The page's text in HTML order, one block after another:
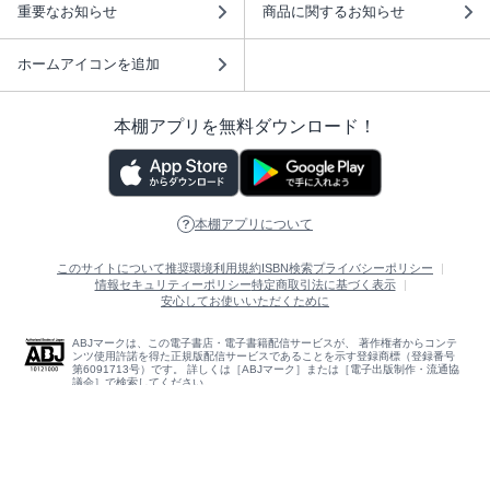
重要なお知らせ 商品に関するお知らせ
ホームアイコンを追加
本棚アプリを無料ダウンロード！
本棚アプリについて
このサイトについて推奨環境利用規約ISBN検索プライバシーポリシー
情報セキュリティーポリシー特定商取引法に基づく表示
安心してお使いいただくために
ABJマークは、この電子書店・電子書籍配信サービスが、 著作権者からコンテ
ンツ使用許諾を得た正規版配信サービスであることを示す登録商標（登録番号
第6091713号）です。 詳しくは［ABJマーク］または［電子出版制作・流通協
議会］で検索してください。